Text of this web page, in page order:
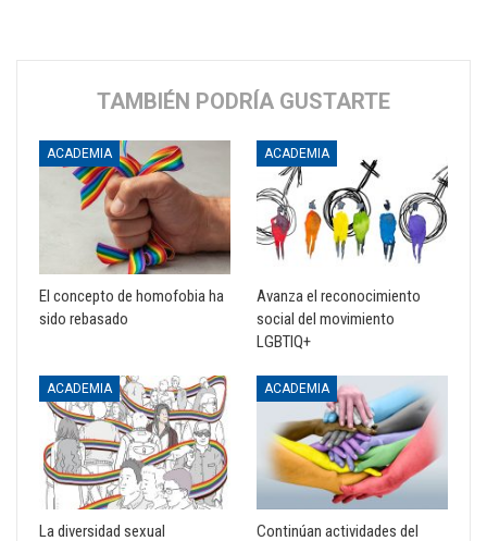
TAMBIÉN PODRÍA GUSTARTE
ACADEMIA
El concepto de homofobia ha
sido rebasado
ACADEMIA
Avanza el reconocimiento
social del movimiento
LGBTIQ+
ACADEMIA
La diversidad sexual
ACADEMIA
Continúan actividades del